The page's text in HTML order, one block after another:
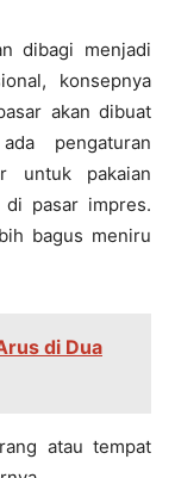
dibagi menjadi
konsepnya
akan dibuat
pengaturan
untuk pakaian
pasar impres.
bagus meniru
di Dua
atau tempat